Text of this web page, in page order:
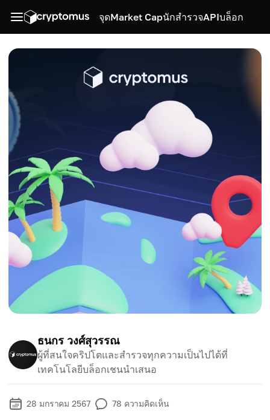
จุดMarket CapนักสำรวจAPIบล็อก
ธนกร วงศ์สุวรรณ
ผู้ที่สนใจคริปโตและสำรวจทุกความเป็นไปได้ที่
เทคโนโลยีบล็อกเชนนำเสนอ
28 มกราคม 2567 78 ความคิดเห็น